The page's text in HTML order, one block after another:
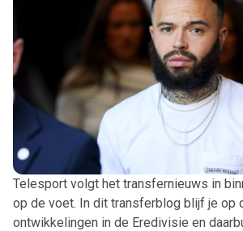
Telesport volgt het transfernieuws in
op de voet. In dit transferblog blijf je op
ontwikkelingen in de Eredivisie en